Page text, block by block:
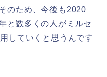
のため、今後も2020
と数多くの人がミルセ
していくと思うんです